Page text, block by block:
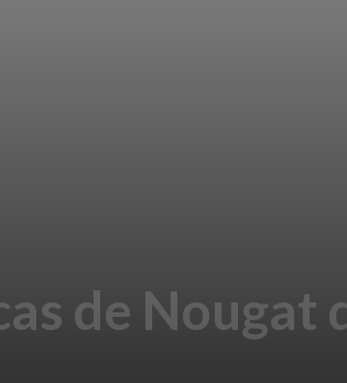
de Nougat